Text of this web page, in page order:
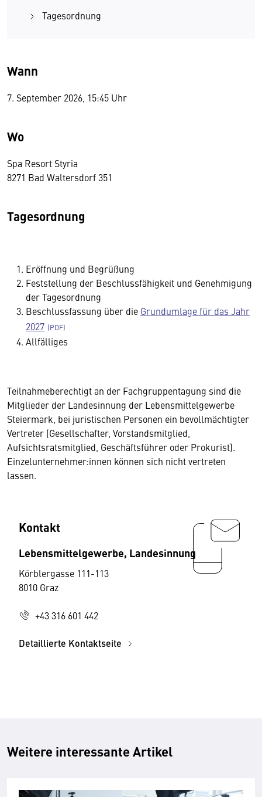
Tagesordnung
Wann
7. September 2026, 15:45 Uhr
Wo
Spa Resort Styria
8271 Bad Waltersdorf 351
Tagesordnung
Eröffnung und Begrüßung
Feststellung der Beschlussfähigkeit und Genehmigung
der Tagesordnung
Beschlussfassung über die Grundumlage für das Jahr
2027
Allfälliges
Teilnahmeberechtigt an der Fachgruppentagung sind die
Mitglieder der Landesinnung der Lebensmittelgewerbe
Steiermark, bei juristischen Personen ein bevollmächtigter
Vertreter (Gesellschafter, Vorstandsmitglied,
Aufsichtsratsmitglied, Geschäftsführer oder Prokurist).
Einzelunternehmer:innen können sich nicht vertreten
lassen.
Kontakt
Lebensmittelgewerbe, Landesinnung
Körblergasse 111-113
8010 Graz
+43 316 601 442
Detaillierte Kontaktseite
Weitere interessante Artikel